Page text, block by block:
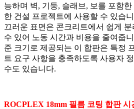
능하며 벽, 기둥, 슬래브, 보를 포함한
한 건설 프로젝트에 사용할 수 있습
끄러운 표면은 콘크리트에서 쉽게 분
수 있어 노동 시간과 비용을 줄여줍
준 크기로 제공되는 이 합판은 특정
트 요구 사항을 충족하도록 사용자
수도 있습니다.
ROCPLEX 18mm 필름 코팅 합판 시